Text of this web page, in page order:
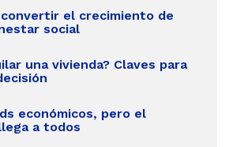
el crecimiento de
social
una vivienda? Claves para
económicos, pero el
a todos